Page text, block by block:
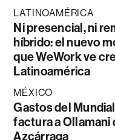
LATINOAMÉRICA
Ni presencial, ni
híbrido: el nuevo
que WeWork ve
Latinoamérica
MÉXICO
Gastos del
factura a Ollamani
Azcárraga